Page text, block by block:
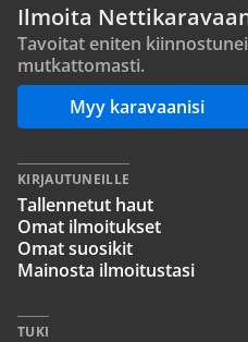
Ilmoita
Tavoitat eniten
mutkattomasti.
Myy karavaanisi
KIRJAUTUNEILLE
Tallennetut haut
Omat ilmoitukset
Omat suosikit
Mainosta ilmoitustasi
TUKI